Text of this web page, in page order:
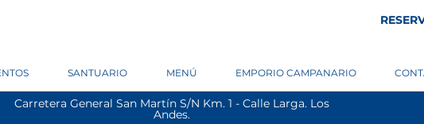
SANTUARIO MENÚ EMPORIO CAMPANARIO
Carretera General San Martín S/N Km. 1 - Calle Larga. Los
Andes.